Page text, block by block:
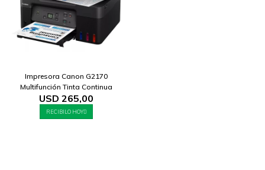
Impresora Canon G2170
Multifunción Tinta Continua
USD 265,00
RECIBILO HOY